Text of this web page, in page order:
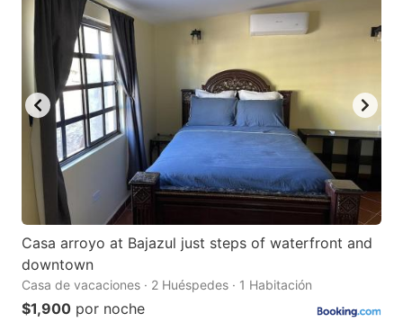
Casa arroyo at Bajazul just steps of waterfront and
downtown
Casa de vacaciones · 2 Huéspedes · 1 Habitación
$1,900 por noche